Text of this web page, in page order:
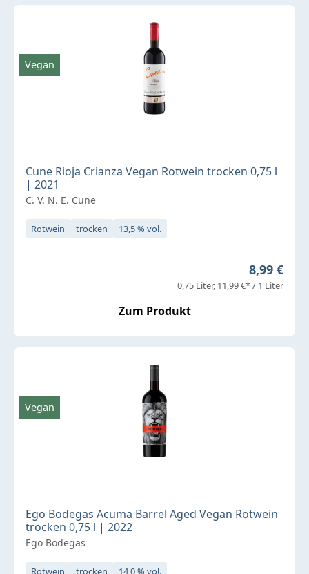
Cune Rioja Crianza Vegan Rotwein trocken 0,75 l
| 2021
C. V. N. E. Cune
Rotwein trocken 13,5 % vol.
Regulärer
8,99 €
0,75 Liter 11,99 €* / 1 Liter
Zum Produkt
Vegan
Ego Bodegas Acuma Barrel Aged Vegan Rotwein
trocken 0,75 l | 2022
Ego Bodegas
Rotwein trocken 14,0 % vol.
Vegan